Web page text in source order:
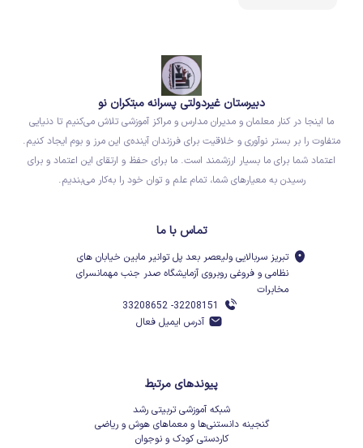
دبیرستان غیردولتی پسرانه مبتکران نو
ما اینجا در کنار معلمان و مدیران مدارس و مراکز آموزشی تلاش می‌کنیم تا دنیایی
متفاوت را بر بستر نوآوری و خلاقیت برای فرزندان آینده‌ی این مرز و بوم ایجاد کنیم.
اعتماد شما برای ما بسیار ارزشمند است. ما برای حفظ و ارتقای این اعتماد و برای
رسیدن به معیارهای شما، تمام علم و توان خود را به‌کار می‌بندیم.
تماس با ما
تبریز سربالایی ولیعصر بعد پل توانیر مابین خیابان های
نظامی و فروغی روبروی آزمایشگاه صدر جنب مهمانسرای
مخابرات
32208151- 33208652
آدرس ایمیل فعال
پیوندهای مرتبط
شبکه آموزشی تربیتی رشد
گنجینه دانستنی‌ها و معماهای هوش و ریاضی
کاردستی کودک و نوجوان